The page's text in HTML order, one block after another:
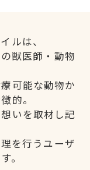
ルは、
獣医師・動物
可能な動物か
的。
いを取材し記
を行うユーザ
。